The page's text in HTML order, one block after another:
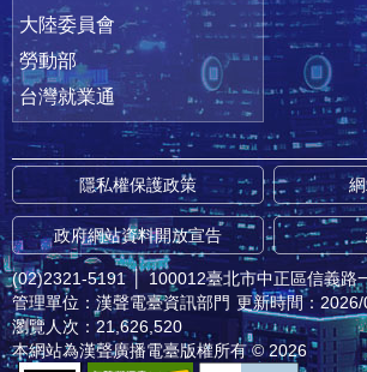
大陸委員會
勞動部
台灣就業通
隱私權保護政策
政府網站資料開放宣告
(02)2321-5191 │ 100012臺北市中正區信義路
管理單位：漢聲電臺資訊部門 更新時間：
瀏覽人次：21,626,520
本網站為漢聲廣播電臺版權所有 © 2026